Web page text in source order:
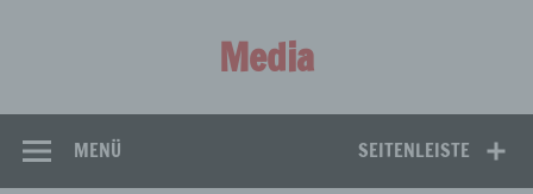
Media
SEITENLEISTE
MENÜ